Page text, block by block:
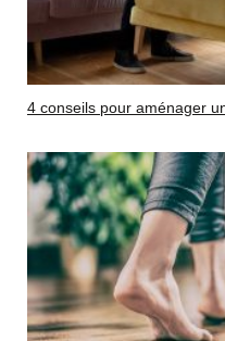
4 conseils pour aménager